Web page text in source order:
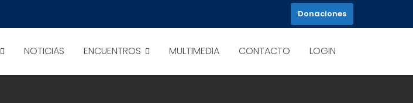
Donaciones
NOTICIAS ENCUENTROS MULTIMEDIA CONTACTO LOGIN